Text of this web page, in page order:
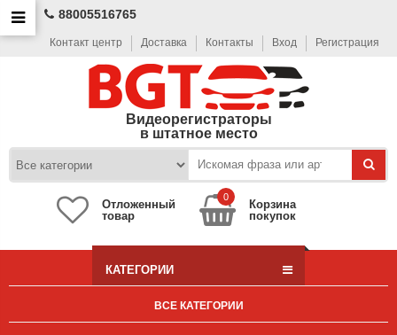
88005516765
Контакт центр Доставка Контакты Вход Регистрация
Видеорегистраторы
в штатное место
Отложенный
товар
0
Корзина
покупок
КАТЕГОРИИ
ВСЕ КАТЕГОРИИ